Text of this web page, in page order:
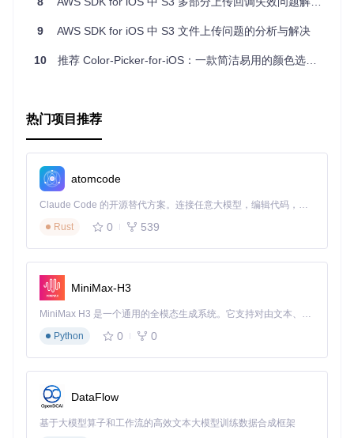
体验。
总之，HTTPDNSLib-for-iOS 是一个具有潜力的技术解决方
9 AWS SDK for iOS 中 S3 文件上传问题的分析与解决
10 推荐 Color-Picker-for-iOS：一款简洁易用的颜色选择器
热门项目推荐
atomcode
Claude Code 的开源替代方案。连接任意大模型，编辑代码，运行命令，自动验证 — 全自动执行。用 Rust 构建，极致性能。 ｜ An open-source alternative to Claude Code. Connect any LLM, edit code, run commands, and verify changes — autonomously. Built in Rust for speed. Get Started
Rust
0 539
MiniMax-H3
MiniMax H3 是一个通用的全模态生成系统。它支持对由文本、图像、视频和音频组成的多模态上下文进行统一理解，并能生成分辨率高达 2K、时长可达 15 秒的带原生立体声音频的视频。得益于面向任务泛化的系统设计，H3 在预训练阶段就已具备广泛的多模态上下文理解与生成能力，能够出色地执行复杂的多模态指令。
Python
0 0
DataFlow
基于大模型算子和工作流的高效文本大模型训练数据合成框架